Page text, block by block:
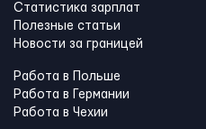
Статистика зарплат
Полезные статьи
Новости за границей
Работа в Польше
Работа в Германии
Работа в Чехии